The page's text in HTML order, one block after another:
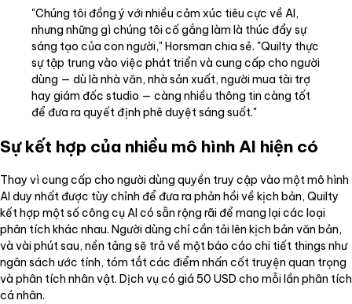
"Chúng tôi đồng ý với nhiều cảm xúc tiêu cực về AI,
nhưng những gì chúng tôi cố gắng làm là thúc đẩy sự
sáng tạo của con người," Horsman chia sẻ. "Quilty thực
sự tập trung vào việc phát triển và cung cấp cho người
dùng — dù là nhà văn, nhà sản xuất, người mua tài trợ
hay giám đốc studio — càng nhiều thông tin càng tốt
để đưa ra quyết định phê duyệt sáng suốt."
Sự kết hợp của nhiều mô hình AI hiện có
Thay vì cung cấp cho người dùng quyền truy cập vào một mô hình
AI duy nhất được tùy chỉnh để đưa ra phản hồi về kịch bản, Quilty
kết hợp một số công cụ AI có sẵn rộng rãi để mang lại các loại
phân tích khác nhau. Người dùng chỉ cần tải lên kịch bản văn bản,
và vài phút sau, nền tảng sẽ trả về một báo cáo chi tiết things như
ngân sách ước tính, tóm tắt các điểm nhấn cốt truyện quan trọng
và phân tích nhân vật. Dịch vụ có giá 50 USD cho mỗi lần phân tích
cá nhân.